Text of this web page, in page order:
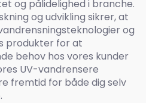
og pålidelighed i branche.
og udvikling sikrer, at
og
produkter for at
behov hos vores kunder
UV-vandrensere
fremtid for både dig selv